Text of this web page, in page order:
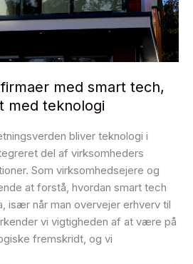
med smart tech,
med teknologi
bliver teknologi i
del af virksomheders
Som virksomhedsejere og
at forstå, hvordan smart tech
især når man overvejer erhverv til
vi vigtigheden af at være på
fremskridt, og vi